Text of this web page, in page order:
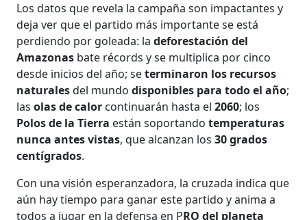
Los datos que revela la campaña son impactantes y
deja ver que el partido más importante se está
perdiendo por goleada: ladeforestación del
Amazonas bate récords y se multiplica por cinco
desde inicios del año; seterminaron los recursos
naturalesdel mundodisponibles para todo el año;
lasolas de calor continuarán hasta el2060; los
Polos de la Tierra están soportandotemperaturas
nunca antes vistas, que alcanzan los30 grados
centígrados.
Con una visión esperanzadora, la cruzada indica que
aún hay tiempo para ganar este partido y anima a
todos a jugar en la defensa en PRO del planeta